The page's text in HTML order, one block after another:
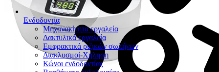
Ενδοδοντία
Μηχανοκίνητα εργαλεία
Δακτυλικά εργαλεία
Εμφρακτικά ριζικών σωλήνων
Διακλυσμοί-Χήληση
Κώνοι ενδοδοντίας